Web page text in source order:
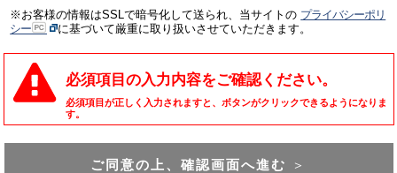
※お客様の情報はSSLで暗号化して送られ、当サイトの プライバシーポリ
シー
に基づいて厳重に取り扱いさせていただきます。
必須項目の入力内容をご確認ください。
必須項目が正しく入力されますと、ボタンがクリックできるようになりま
す。
ご同意の上、確認画面へ進む ＞